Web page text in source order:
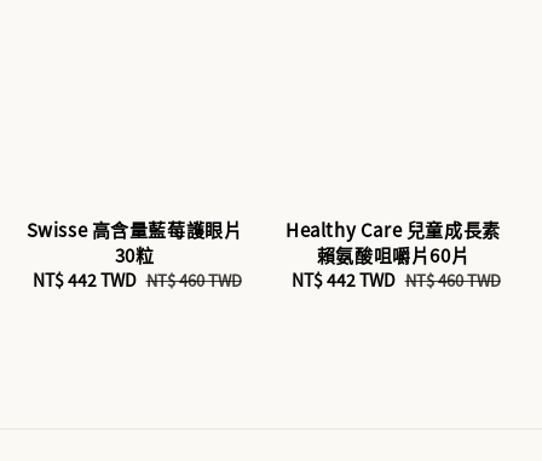
Swisse 高含量藍莓護眼片
30粒
Sale
NT$ 442 TWD Regular
NT$ 460 TWD
Healthy Care 兒童成長素
賴氨酸咀嚼片60片
Sale
NT$ 442 TWD Regular
NT$ 460 TWD